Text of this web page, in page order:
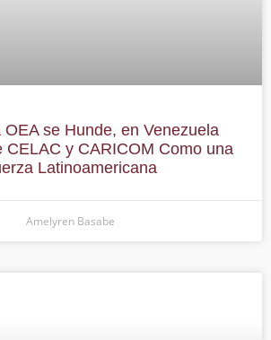
OEA se Hunde, en Venezuela
CELAC y CARICOM Como una
Latinoamericana
Amelyren Basabe